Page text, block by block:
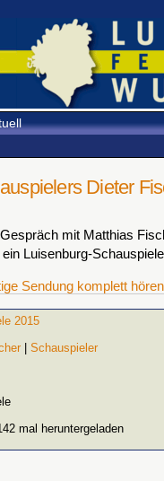
Dieter
mit Matthias
Luisenburg-
Sendung komplett hören
2015
Schauspieler
mal heruntergeladen